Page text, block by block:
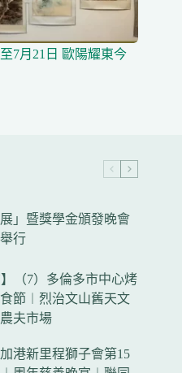
7月21日 歐陽耀東今
」暨獎學金頒發晚會
行
（7）多倫多市中心烤
節︱烈治文山舊天文
夫市場
港新里程獅子會第15